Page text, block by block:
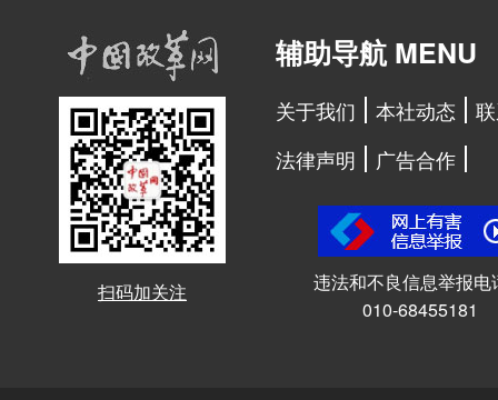
扫码加关注
辅助导航 MENU
关于我们 本社动态
法律声明
广告合作
违法和不良信息举报电
010-68455181